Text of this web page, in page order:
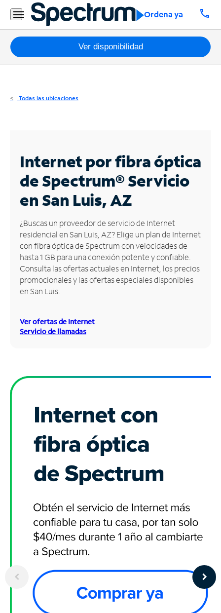
Ordena ya call
Residencial
Business
Paquetes
Internet
Business
Contáctanos
Inglés
Administrar
cuenta
Encuentra
una
tienda
Ver disponibilidad
Todas las ubicaciones
Internet por fibra óptica
de Spectrum®Servicio
en San Luis, AZ
¿Buscas un proveedor de servicio de Internet
residencial en San Luis, AZ? Elige un plan de Internet
con fibra óptica de Spectrum con velocidades de
hasta 1 GB para una conexión potente y confiable.
Consulta las ofertas actuales en Internet, los precios
promocionales y las ofertas especiales disponibles
en San Luis.
Ver ofertas de Internet
Servicio de llamadas